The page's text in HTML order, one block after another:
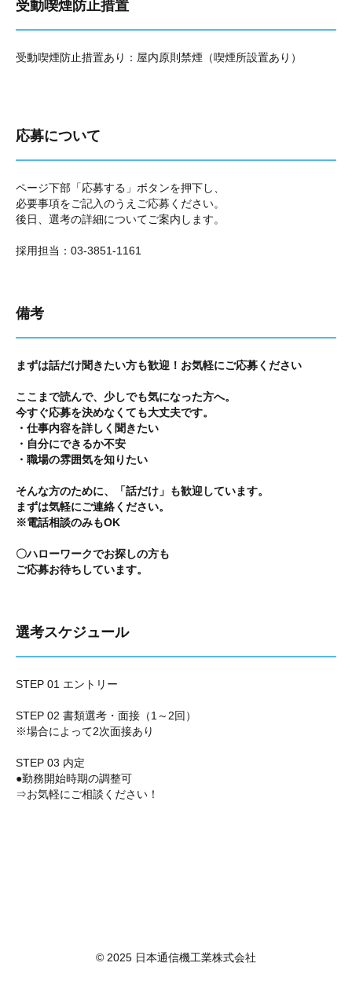
受動喫煙防止措置
受動喫煙防止措置あり：屋内原則禁煙（喫煙所設置あり）
応募について
ページ下部「応募する」ボタンを押下し、
必要事項をご記入のうえご応募ください。
後日、選考の詳細についてご案内します。
採用担当： 03-3851-1161
備考
まずは話だけ聞きたい方も歓迎！お気軽にご応募ください
ここまで読んで、少しでも気になった方へ。
今すぐ応募を決めなくても大丈夫です。
・仕事内容を詳しく聞きたい
・自分にできるか不安
・職場の雰囲気を知りたい
そんな方のために、「話だけ」も歓迎しています。
まずは気軽にご連絡ください。
※電話相談のみもOK
〇ハローワークでお探しの方も
ご応募お待ちしています。
選考スケジュール
STEP 01 エントリー
STEP 02 書類選考・面接（1～2回）
※場合によって2次面接あり
STEP 03 内定
●勤務開始時期の調整可
⇒お気軽にご相談ください！
© 2025 日本通信機工業株式会社